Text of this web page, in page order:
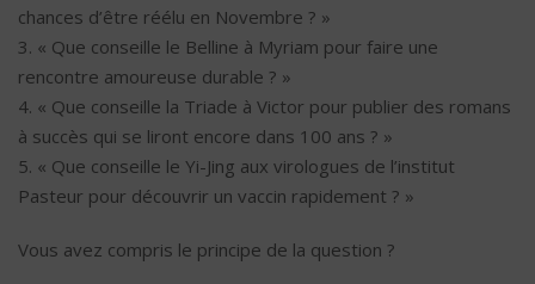
chances d’être réélu en Novembre ? »
3. « Que conseille le Belline à Myriam pour faire une
rencontre amoureuse durable ? »
4. « Que conseille la Triade à Victor pour publier des romans
à succès qui se liront encore dans 100 ans ? »
5. « Que conseille le Yi-Jing aux virologues de l’institut
Pasteur pour découvrir un vaccin rapidement ? »
Vous avez compris le principe de la question ?